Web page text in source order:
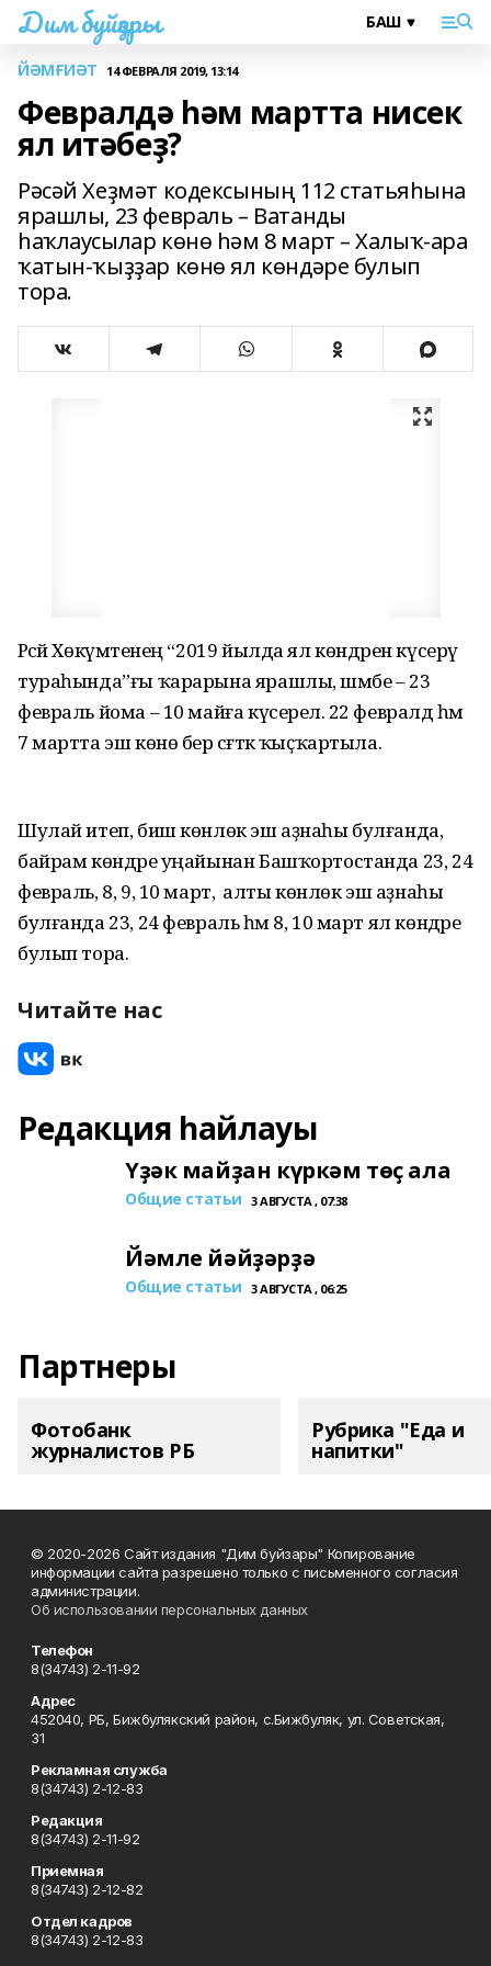
Дим буйҙары
ЙӘМҒИӘТ 14 ФЕВРАЛЯ 2019, 13:14
Февралдә һәм мартта нисек
ял итәбеҙ?
Рәсәй Хеҙмәт кодексының 112 статьяһына
ярашлы, 23 февраль – Ватанды
һаҡлаусылар көнө һәм 8 март – Халыҡ-ара
ҡатын-ҡыҙҙар көнө ял көндәре булып
тора.
Рәсәй Хөкүмәтенең “2019 йылда ял көндәрен күсерү
тураһында”ғы ҡарарына ярашлы, шәмбе – 23
февраль йома – 10 майға күсерелә. 22 февралдә һәм
7 мартта эш көнө бер сәғәткә ҡыҫҡартыла.
Шулай итеп, биш көнлөк эш аҙнаһы булғанда,
байрам көндәре уңайынан Башҡортостанда 23, 24
февраль, 8, 9, 10 март, ә алты көнлөк эш аҙнаһы
булғанда 23, 24 февраль һәм 8, 10 март ял көндәре
булып тора.
Читайте нас
Редакция һайлауы
Үҙәк майҙан күркәм төҫ ала
Общие статьи 3 АВГУСТА , 07:38
Йәмле йәйҙәрҙә
Общие статьи 3 АВГУСТА , 06:25
Партнеры
Фотобанк
журналистов РБ
Рубрика "Еда и
напитки"
© 2020-2026 Сайт издания "Дим буйзары" Копирование
информации сайта разрешено только с письменного согласия
администрации.
Об использовании персональных данных
Телефон
8(34743) 2-11-92
Адрес
452040, РБ, Бижбулякский район, с.Бижбуляк, ул. Советская,
31
Рекламная служба
8(34743) 2-12-83
Редакция
8(34743) 2-11-92
Приемная
8(34743) 2-12-82
Отдел кадров
8(34743) 2-12-83